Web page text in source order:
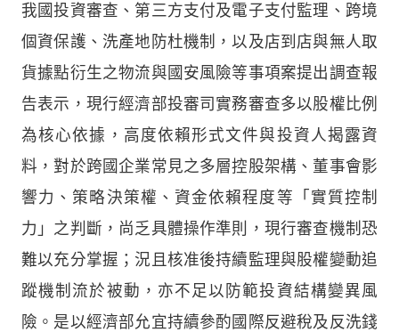
我國投資審查、第三方支付及電子支付監理、跨境
個資保護、洗產地防杜機制，以及店到店與無人取
貨據點衍生之物流與國安風險等事項案提出調查報
告表示，現行經濟部投審司實務審查多以股權比例
為核心依據，高度依賴形式文件與投資人揭露資
料，對於跨國企業常見之多層控股架構、董事會影
響力、策略決策權、資金依賴程度等「實質控制
力」之判斷，尚乏具體操作準則，現行審查機制恐
難以充分掌握；況且核准後持續監理與股權變動追
蹤機制流於被動，亦不足以防範投資結構變異風
險。是以經濟部允宜持續參酌國際反避稅及反洗錢